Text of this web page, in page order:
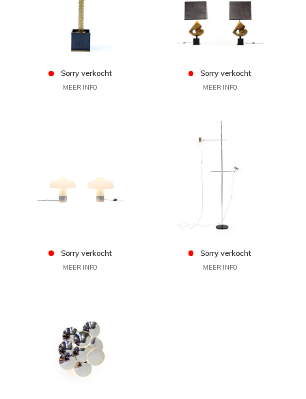
Sorry verkocht
MEER INFO
Sorry verkocht
MEER INFO
Sorry verkocht
MEER INFO
Sorry verkocht
MEER INFO